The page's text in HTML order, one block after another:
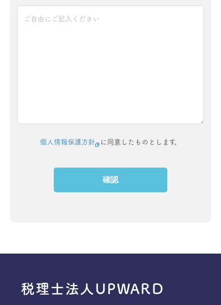
個人情報保護方針 に同意したものとします。
確認
税理士法人UPWARD